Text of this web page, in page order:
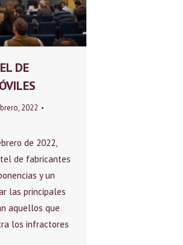
DE
2022
de 2022,
de fabricantes
y un
las principales
aquellos que
los infractores